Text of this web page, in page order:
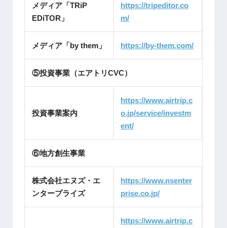
メディア「TRiP
EDiTOR」
https://tripeditor.co
m/
メディア「by them」 https://by-them.com/
⑤投資事業（エアトリCVC）
投資事業案内
https://www.airtrip.c
o.jp/service/investm
ent/
⑥地方創生事業
株式会社エヌズ・エ
ンタープライズ
https://www.nsenter
prise.co.jp/
https://www.airtrip.c